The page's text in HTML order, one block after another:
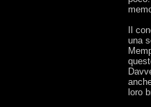
Il
una
loro